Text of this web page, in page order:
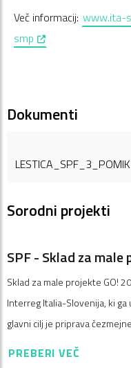
Več informacij: www.ita-
smp , opens in a new
Dokumenti
LESTICA_SPF_3_POMIK
Sorodni projekti
SPF - Sklad za male
Sklad za male projekte GO!
Interreg Italia-Slovenija, ki ga
glavni cilj je priprava
PREBERI VEČ